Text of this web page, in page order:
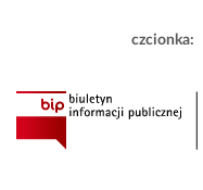
czcionka: